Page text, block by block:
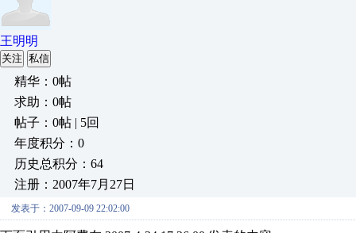
王明明
关注 私信
精华：0帖
求助：0帖
帖子：0帖 | 5回
年度积分：0
历史总积分：64
注册：2007年7月27日
发表于：2007-09-09 22:02:00